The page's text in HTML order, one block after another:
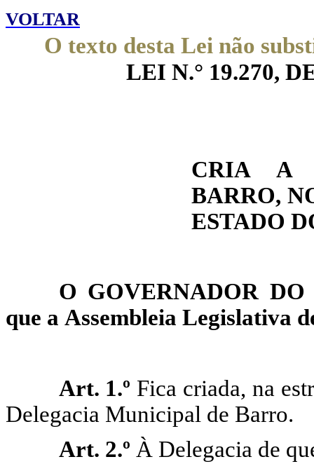
VOLTAR
O texto desta Lei não
LEI N.° 19.270,
CRIA A
BARRO,
ESTADO
O GOVERNADOR
que a Assembleia Legislativa
Art. 1.º Fica criada, na
Delegacia Municipal de Barro.
Art. 2.º À Delegacia de